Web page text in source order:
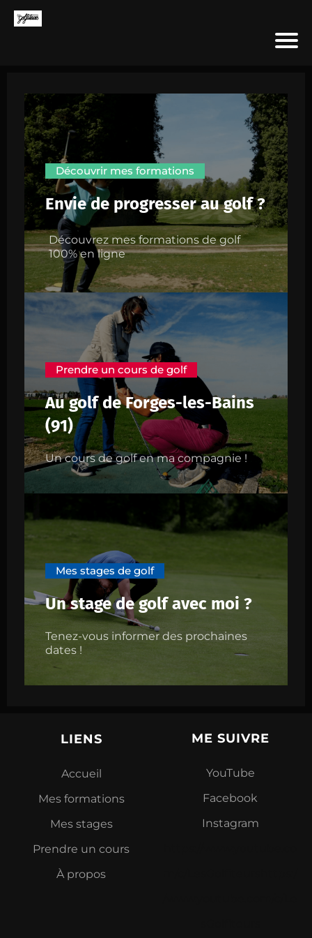
Découvrir mes formations
Envie de progresser au golf ?
Découvrez mes formations de golf
100% en ligne
Prendre un cours de golf
Au golf de Forges-les-Bains
(91)
Un cours de golf en ma compagnie !
Mes stages de golf
Un stage de golf avec moi ?
Tenez-vous informer des prochaines
dates !
LIENS
Accueil
Mes formations
Mes stages
Prendre un cours
À propos
ME SUIVRE
YouTube
Facebook
Instagram